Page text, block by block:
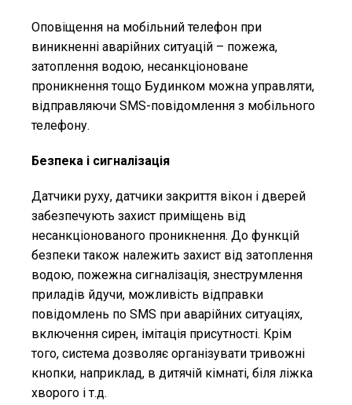
Оповіщення на мобільний телефон при
виникненні аварійних ситуацій – пожежа,
затоплення водою, несанкціоноване
проникнення тощо Будинком можна управляти,
відправляючи SMS-повідомлення з мобільного
телефону.
Безпека і сигналізація
Датчики руху, датчики закриття вікон і дверей
забезпечують захист приміщень від
несанкціонованого проникнення. До функцій
безпеки також належить захист від затоплення
водою, пожежна сигналізація, знеструмлення
приладів йдучи, можливість відправки
повідомлень по SMS при аварійних ситуаціях,
включення сирен, імітація присутності. Крім
того, система дозволяє організувати тривожні
кнопки, наприклад, в дитячій кімнаті, біля ліжка
хворого і т.д.